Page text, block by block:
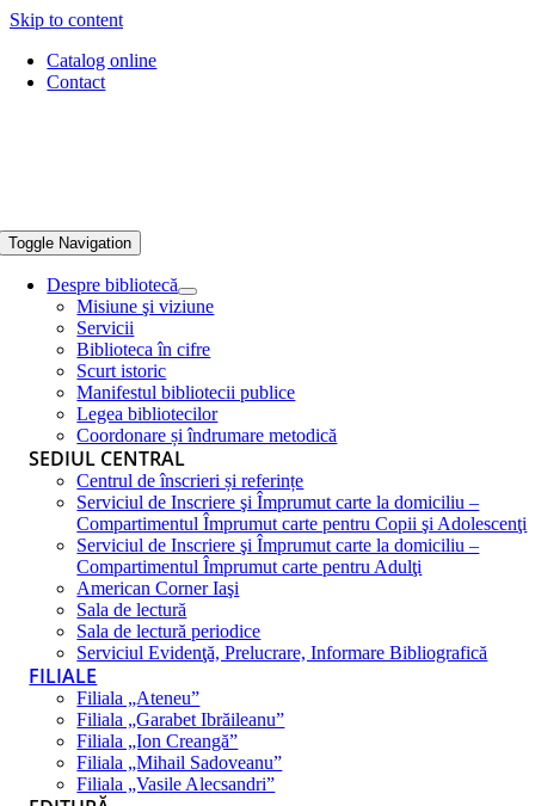
Skip to content
Catalog online
Contact
Toggle Navigation
Despre bibliotecă
Misiune şi viziune
Servicii
Biblioteca în cifre
Scurt istoric
Manifestul bibliotecii publice
Legea bibliotecilor
Coordonare și îndrumare metodică
SEDIUL CENTRAL
Centrul de înscrieri și referințe
Serviciul de Inscriere şi Împrumut carte la domiciliu –
Compartimentul Împrumut carte pentru Copii şi Adolescenţi
Serviciul de Inscriere şi Împrumut carte la domiciliu –
Compartimentul Împrumut carte pentru Adulţi
American Corner Iaşi
Sala de lectură
Sala de lectură periodice
Serviciul Evidenţă, Prelucrare, Informare Bibliografică
FILIALE
Filiala „Ateneu”
Filiala „Garabet Ibrăileanu”
Filiala „Ion Creangă”
Filiala „Mihail Sadoveanu”
Filiala „Vasile Alecsandri”